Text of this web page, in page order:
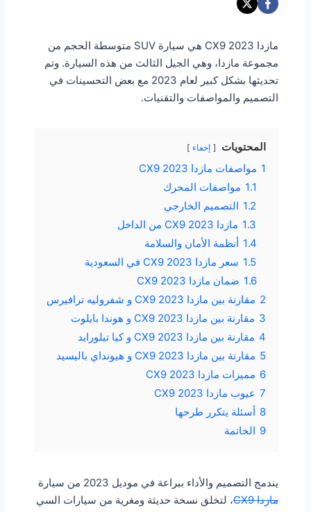
مازدا CX9 2023 هي سيارة SUV متوسطة الحجم من
مجموعة مازدا، وهي الجيل الثالث من هذه السيارة. وتم
تحديثها بشكل كبير لعام 2023 مع بعض التحسينات في
التصميم والمواصفات والتقنيات.
المحتويات إخفاء
1 مواصفات مازدا CX9 2023
1.1 مواصفات المحرك
1.2 التصميم الخارجي
1.3 مازدا CX9 2023 من الداخل
1.4 أنظمة الأمان والسلامة
1.5 سعر مازدا CX9 2023 في السعودية
1.6 ضمان مازدا CX9 2023
2 مقارنة بين مازدا CX9 2023 و شفروليه ترافيرس
3 مقارنة بين مازدا CX9 2023 و هوندا بايلوت
4 مقارنة بين مازدا CX9 2023 و كيا تيلورايد
5 مقارنة بين مازدا CX9 2023 و هيونداي باليسيد
6 مميزات مازدا CX9 2023
7 عيوب مازدا CX9 2023
8 أسئلة يتكرر طرحها
9 الخاتمة
يندمج التصميم والأداء ببراعة في موديل 2023 من سيارة
مازدا CX9
، لتخلق نسخة حديثة ومغرية من سيارات السي